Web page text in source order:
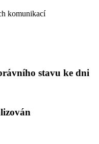
komunikací
stavu ke dni